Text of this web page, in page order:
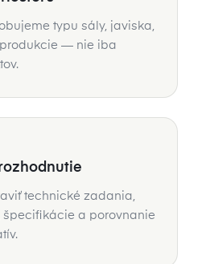
typu sály, javiska,
— nie iba
technické zadania,
špecifikácie a porovnanie